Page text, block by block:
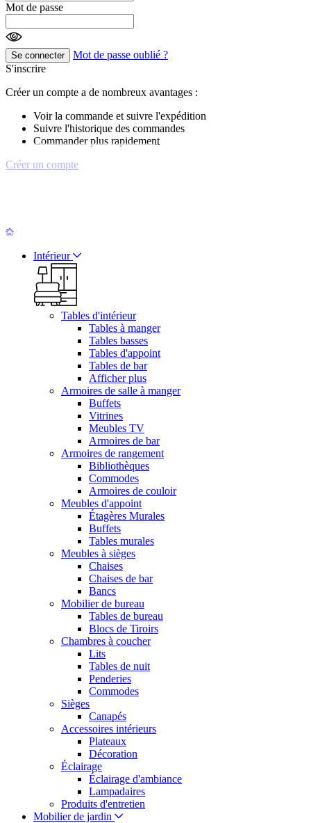
Mot de passe
Se connecter
Mot de passe oublié ?
S'inscrire
Créer un compte a de nombreux avantages :
Voir la commande et suivre l'expédition
Suivre l'historique des commandes
Commander plus rapidement
Créer un compte
Intérieur
Tables d'intérieur
Tables à manger
Tables basses
Tables d'appoint
Tables de bar
Afficher plus
Armoires de salle à manger
Buffets
Vitrines
Meubles TV
Armoires de bar
Armoires de rangement
Bibliothèques
Commodes
Armoires de couloir
Meubles d'appoint
Étagères Murales
Buffets
Tables murales
Meubles à sièges
Chaises
Chaises de bar
Bancs
Mobilier de bureau
Tables de bureau
Blocs de Tiroirs
Chambres à coucher
Lits
Tables de nuit
Penderies
Commodes
Sièges
Canapés
Accessoires intérieurs
Plateaux
Décoration
Éclairage
Éclairage d'ambiance
Lampadaires
Produits d'entretien
Mobilier de jardin